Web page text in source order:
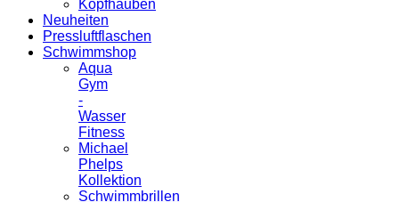
Kopfhauben
Neuheiten
Pressluftflaschen
Schwimmshop
Aqua
Gym
-
Wasser
Fitness
Michael
Phelps
Kollektion
Schwimmbrillen